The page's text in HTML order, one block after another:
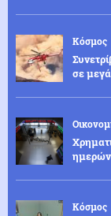
Κόσμος
σε
ημερών
Κόσμος